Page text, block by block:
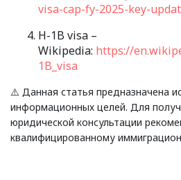
visa-cap-fy-2025-key-
H-1B visa –
Wikipedia: https://
1B_visa
⚠️ Данная статья предназначена
информационных целей. Для
юридической консультации
квалифицированному